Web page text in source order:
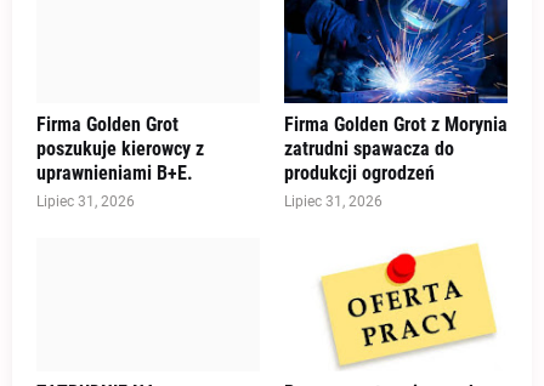
Firma Golden Grot
poszukuje kierowcy z
uprawnieniami B+E.
Lipiec 31, 2026
Firma Golden Grot z Morynia
zatrudni spawacza do
produkcji ogrodzeń
Lipiec 31, 2026